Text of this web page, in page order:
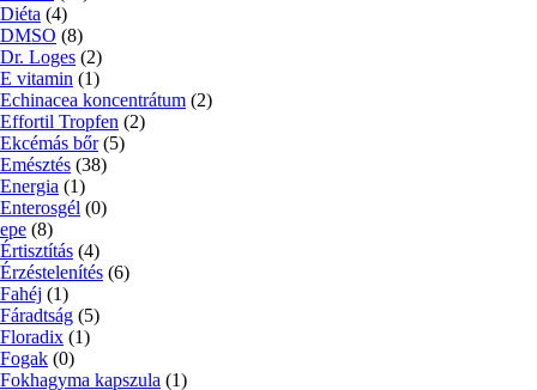
Diéta (4)
DMSO (8)
Dr. Loges (2)
E vitamin (1)
Echinacea koncentrátum (2)
Effortil Tropfen (2)
Ekcémás bőr (5)
Emésztés (38)
Energia (1)
Enterosgél (0)
epe (8)
Értisztítás (4)
Érzéstelenítés (6)
Fahéj (1)
Fáradtság (5)
Floradix (1)
Fogak (0)
Fokhagyma kapszula (1)